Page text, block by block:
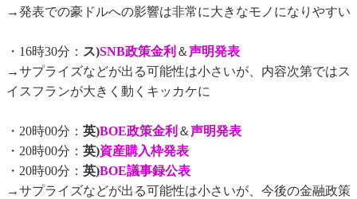
→発表での豪ドルへの影響は非常に大きなモノになりやすい
・16時30分： ス)SNB政策金利 ＆声明発表
→サプライズなどが出る可能性は小さいが、内容次第ではス
イスフランが大きく動くキッカケに
・20時00分： 英)BOE政策金利 ＆声明発表
・20時00分： 英)資産購入枠発表
・20時00分： 英)BOE議事録公表
→サプライズなどが出る可能性は小さいが、今後の金融政策